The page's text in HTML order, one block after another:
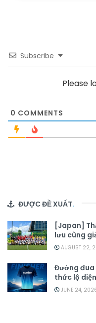
Subscribe
Please
0 COMMENTS
ĐƯỢC ĐỀ XUẤT.
[Japan]
lưu cùng
AUGUST 22,
Đường đua
thức lộ
JUNE 24,